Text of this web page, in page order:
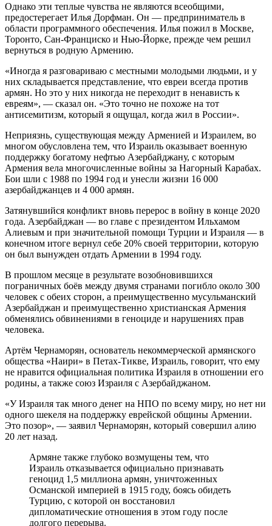
Однако эти теплые чувства не являются всеобщими,
предостерегает Илья Дорфман. Он — предприниматель в
области программного обеспечения. Илья пожил в Москве,
Торонто, Сан-Франциско и Нью-Йорке, прежде чем решил
вернуться в родную Армению.
«Иногда я разговариваю с местными молодыми людьми, и у
них складывается представление, что евреи всегда против
армян. Но это у них никогда не переходит в ненависть к
евреям», — сказал он. «Это точно не похоже на тот
антисемитизм, который я ощущал, когда жил в России».
Неприязнь, существующая между Арменией и Израилем, во
многом обусловлена тем, что Израиль оказывает военную
поддержку богатому нефтью Азербайджану, с которым
Армения вела многочисленные войны за Нагорный Карабах.
Бои шли с 1988 по 1994 год и унесли жизни 16 000
азербайджанцев и 4 000 армян.
Затянувшийся конфликт вновь перерос в войну в конце 2020
года. Азербайджан — во главе с президентом Ильхамом
Алиевым и при значительной помощи Турции и Израиля — в
конечном итоге вернул себе 20% своей территории, которую
он был вынужден отдать Армении в 1994 году.
В прошлом месяце в результате возобновившихся
пограничных боёв между двумя странами погибло около 300
человек с обеих сторон, а преимущественно мусульманский
Азербайджан и преимущественно христианская Армения
обменялись обвинениями в геноциде и нарушениях прав
человека.
Артём Чернаморян, основатель некоммерческой армянского
общества «Наири» в Петах-Тикве, Израиль, говорит, что ему
не нравится официальная политика Израиля в отношении его
родины, а также союз Израиля с Азербайджаном.
«У Израиля так много денег на НПО по всему миру, но нет ни
одного шекеля на поддержку еврейской общины Армении.
Это позор», — заявил Чернаморян, который совершил алию
20 лет назад.
Армяне также глубоко возмущены тем, что
Израиль отказывается официально признавать
геноцид 1,5 миллиона армян, уничтоженных
Османской империей в 1915 году, боясь обидеть
Турцию, с которой он восстановил
дипломатические отношения в этом году после
долгого перерыва.